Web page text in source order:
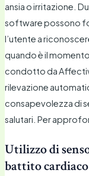
ansia o irritazione.
software possono
l’utente a
quando è il
condotto da
rilevazione
consapevolezza di
salutari. Per
Utilizzo di
battito